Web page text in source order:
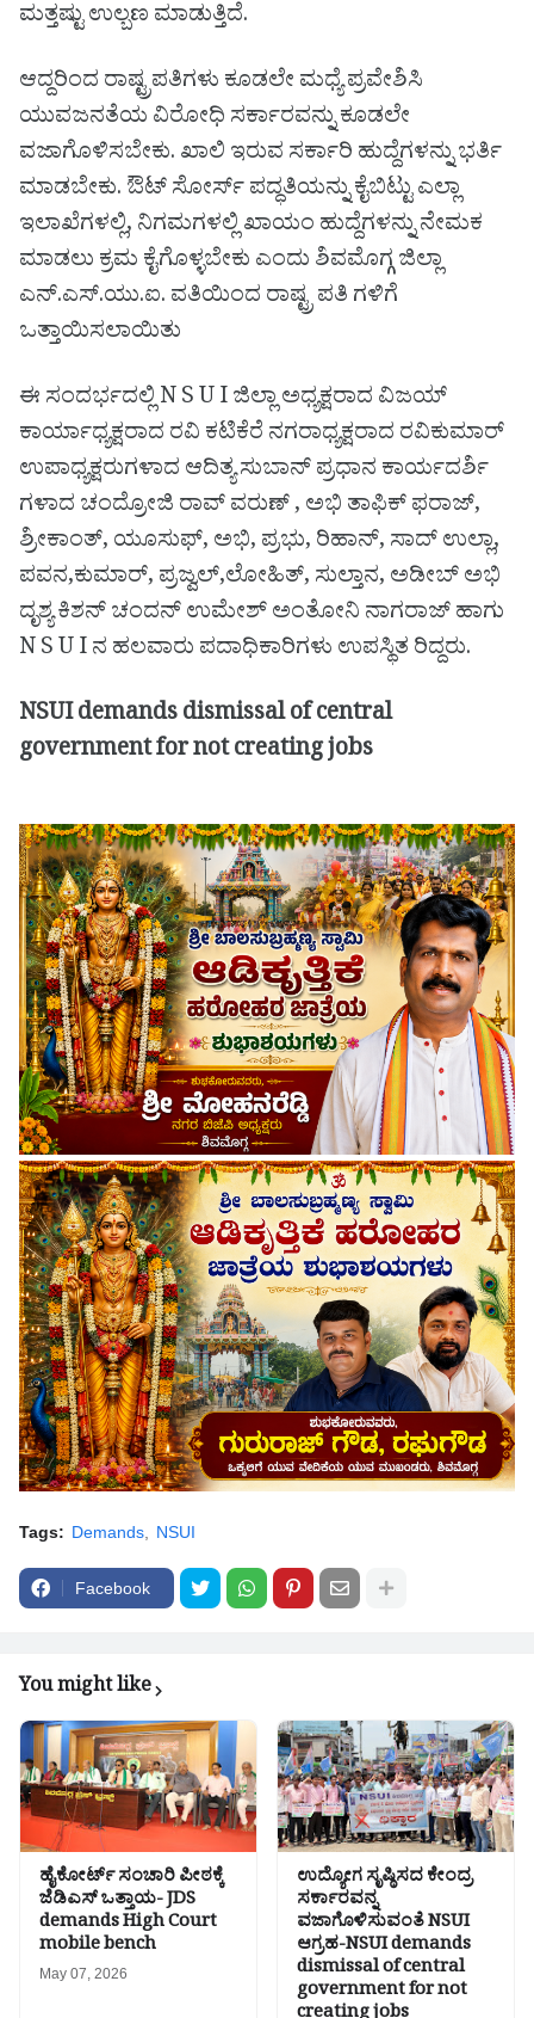
ಮತ್ತಷ್ಟು ಉಲ್ಬಣ ಮಾಡುತ್ತಿದೆ.
ಆದ್ದರಿಂದ ರಾಷ್ಟ್ರಪತಿಗಳು ಕೂಡಲೇ ಮಧ್ಯೆ ಪ್ರವೇಶಿಸಿ
ಯುವಜನತೆಯ ವಿರೋಧಿ ಸರ್ಕಾರವನ್ನು ಕೂಡಲೇ
ವಜಾಗೊಳಿಸಬೇಕು. ಖಾಲಿ ಇರುವ ಸರ್ಕಾರಿ ಹುದ್ದೆಗಳನ್ನು ಭರ್ತಿ
ಮಾಡಬೇಕು. ಔಟ್ ಸೋರ್ಸ್ ಪದ್ಧತಿಯನ್ನು ಕೈಬಿಟ್ಟು ಎಲ್ಲಾ
ಇಲಾಖೆಗಳಲ್ಲಿ, ನಿಗಮಗಳಲ್ಲಿ ಖಾಯಂ ಹುದ್ದೆಗಳನ್ನು ನೇಮಕ
ಮಾಡಲು ಕ್ರಮ ಕೈಗೊಳ್ಳಬೇಕು ಎಂದು ಶಿವಮೊಗ್ಗ ಜಿಲ್ಲಾ
ಎನ್.ಎಸ್.ಯು.ಐ. ವತಿಯಿಂದ ರಾಷ್ಟ್ರ ಪತಿ ಗಳಿಗೆ
ಒತ್ತಾಯಿಸಲಾಯಿತು
ಈ ಸಂದರ್ಭದಲ್ಲಿ N S U I ಜಿಲ್ಲಾ ಅಧ್ಯಕ್ಷರಾದ ವಿಜಯ್
ಕಾರ್ಯಾಧ್ಯಕ್ಷರಾದ ರವಿ ಕಟಿಕೆರೆ ನಗರಾಧ್ಯಕ್ಷರಾದ ರವಿಕುಮಾರ್
ಉಪಾಧ್ಯಕ್ಷರುಗಳಾದ ಆದಿತ್ಯ ಸುಬಾನ್ ಪ್ರಧಾನ ಕಾರ್ಯದರ್ಶಿ
ಗಳಾದ ಚಂದ್ರೋಜಿ ರಾವ್ ವರುಣ್ , ಅಭಿ ತಾಫಿಕ್ ಫರಾಜ್,
ಶ್ರೀಕಾಂತ್, ಯೂಸುಫ್, ಅಭಿ, ಪ್ರಭು, ರಿಹಾನ್, ಸಾದ್ ಉಲ್ಲಾ,
ಪವನ,ಕುಮಾರ್, ಪ್ರಜ್ವಲ್,ಲೋಹಿತ್, ಸುಲ್ತಾನ, ಅಡೀಬ್ ಅಭಿ
ದೃಶ್ಯ ಕಿಶನ್ ಚಂದನ್ ಉಮೇಶ್ ಅಂತೋನಿ ನಾಗರಾಜ್ ಹಾಗು
N S U I ನ ಹಲವಾರು ಪದಾಧಿಕಾರಿಗಳು ಉಪಸ್ಥಿತ ರಿದ್ದರು.
NSUI demands dismissal of central
government for not creating jobs
Tags: Demands NSUI
Facebook
You might like
ಹೈಕೋರ್ಟ್ ಸಂಚಾರಿ ಪೀಠಕ್ಕೆ
ಜೆಡಿಎಸ್ ಒತ್ತಾಯ- JDS
demands High Court
mobile bench
May 07, 2026
ಉದ್ಯೋಗ ಸೃಷ್ಠಿಸದ ಕೇಂದ್ರ
ಸರ್ಕಾರವನ್ನ
ವಜಾಗೊಳಿಸುವಂತೆ NSUI
ಆಗ್ರಹ-NSUI demands
dismissal of central
government for not